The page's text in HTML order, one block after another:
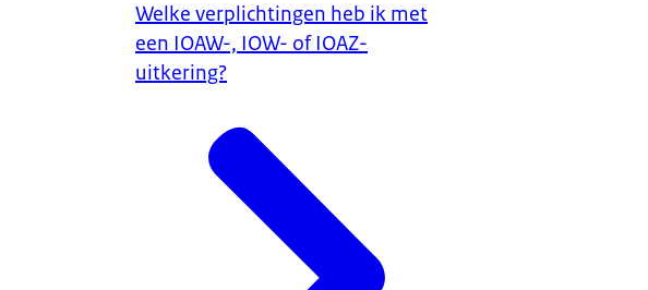
Welke verplichtingen heb ik met
een IOAW-, IOW- of IOAZ-
uitkering?